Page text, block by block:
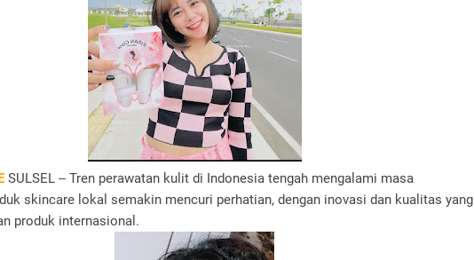
SULSEL -- Tren perawatan kulit di Indonesia tengah mengalami masa
skincare lokal semakin mencuri perhatian, dengan inovasi dan kualitas yang
produk internasional.